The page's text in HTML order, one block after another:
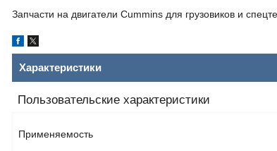
Запчасти на двигатели Cummins для грузовиков и
Характеристики
Пользовательские характеристики
Применяемость